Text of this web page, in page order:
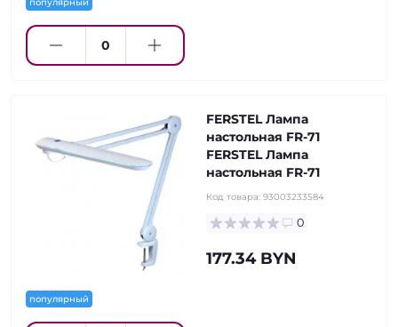
популярный
FERSTEL Лампа
настольная FR-71
FERSTEL Лампа
настольная FR-71
Код товара: 93003233584
0
177.34 BYN